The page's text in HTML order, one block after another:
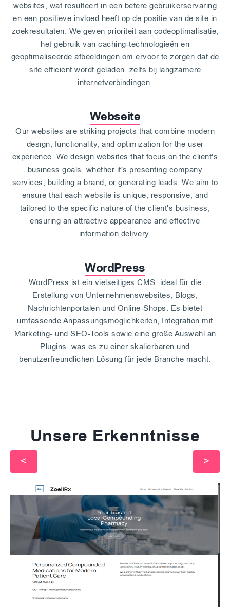
websites, wat resulteert in een betere gebruikerservaring
en een positieve invloed heeft op de positie van de site in
zoekresultaten. We geven prioriteit aan codeoptimalisatie,
het gebruik van caching-technologieën en
geoptimaliseerde afbeeldingen om ervoor te zorgen dat de
site efficiënt wordt geladen, zelfs bij langzamere
internetverbindingen.
Webseite
Our websites are striking projects that combine modern
design, functionality, and optimization for the user
experience. We design websites that focus on the client's
business goals, whether it's presenting company
services, building a brand, or generating leads. We aim to
ensure that each website is unique, responsive, and
tailored to the specific nature of the client's business,
ensuring an attractive appearance and effective
information delivery.
WordPress
WordPress ist ein vielseitiges CMS, ideal für die
Erstellung von Unternehmenswebsites, Blogs,
Nachrichtenportalen und Online-Shops. Es bietet
umfassende Anpassungsmöglichkeiten, Integration mit
Marketing- und SEO-Tools sowie eine große Auswahl an
Plugins, was es zu einer skalierbaren und
benutzerfreundlichen Lösung für jede Branche macht.
Unsere Erkenntnisse